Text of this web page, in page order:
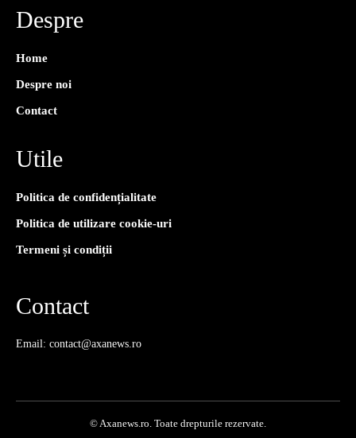
Despre
Home
Despre noi
Contact
Utile
Politica de confidențialitate
Politica de utilizare cookie-uri
Termeni și condiții
Contact
Email: contact@axanews.ro
© Axanews.ro. Toate drepturile rezervate.